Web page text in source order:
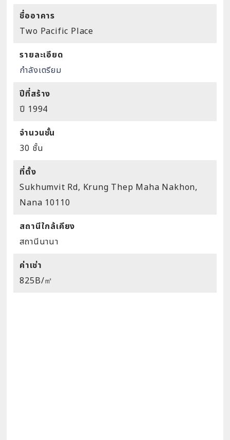
ชื่ออาคาร
Two Pacific Place
รายละเอียด
กำลังเตรียม
ปีที่สร้าง
ปี 1994
จำนวนชั้น
30 ชั้น
ที่ตั้ง
Sukhumvit Rd, Krung Thep Maha Nakhon,
Nana 10110
สถานีใกล้เคียง
สถานีนานา
ค่าเช่า
825B/㎡